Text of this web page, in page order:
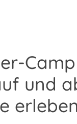
und
erleben